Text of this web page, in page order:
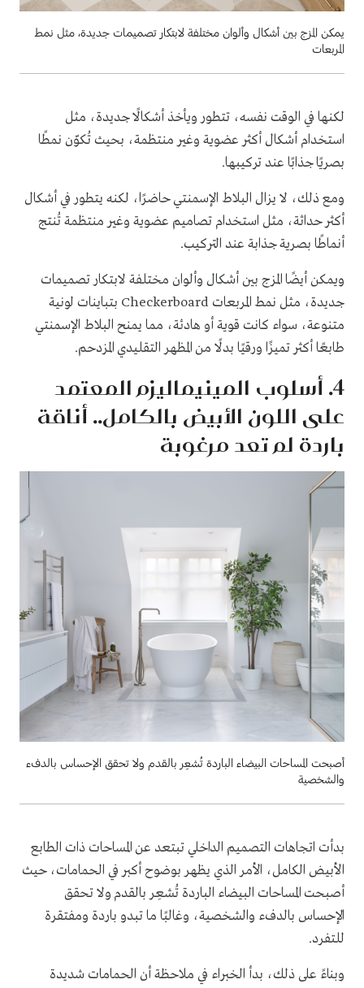
يمكن المزج بين أشكال وألوان مختلفة لابتكار تصميمات جديدة، مثل نمط
المربعات
لكنها في الوقت نفسه، تتطور ويأخذ أشكالًا جديدة، مثل
استخدام أشكال أكثر عضوية وغير منتظمة، بحيث تُكوّن نمطًا
بصريًا جذابًا عند تركيبها.
ومع ذلك، لا يزال البلاط الإسمنتي حاضرًا، لكنه يتطور في أشكال
أكثر حداثة، مثل استخدام تصاميم عضوية وغير منتظمة تُنتج
أنماطًا بصرية جذابة عند التركيب.
ويمكن أيضًا المزج بين أشكال وألوان مختلفة لابتكار تصميمات
جديدة، مثل نمط المربعات Checkerboard بتباينات لونية
متنوعة، سواء كانت قوية أو هادئة، مما يمنح البلاط الإسمنتي
طابعًا أكثر تميزًا ورقيًا بدلًا من المظهر التقليدي المزدحم.
4. أسلوب المينيماليزم المعتمد
على اللون الأبيض بالكامل.. أناقة
باردة لم تعد مرغوبة
أصبحت المساحات البيضاء الباردة تُشعِر بالقدم ولا تحقق الإحساس بالدفء
والشخصية
بدأت اتجاهات التصميم الداخلي تبتعد عن المساحات ذات الطابع
الأبيض الكامل، الأمر الذي يظهر بوضوح أكبر في الحمامات، حيث
أصبحت المساحات البيضاء الباردة تُشعِر بالقدم ولا تحقق
الإحساس بالدفء والشخصية، وغالبًا ما تبدو باردة ومفتقرة
للتفرد.
وبناءً على ذلك، بدأ الخبراء في ملاحظة أن الحمامات شديدة